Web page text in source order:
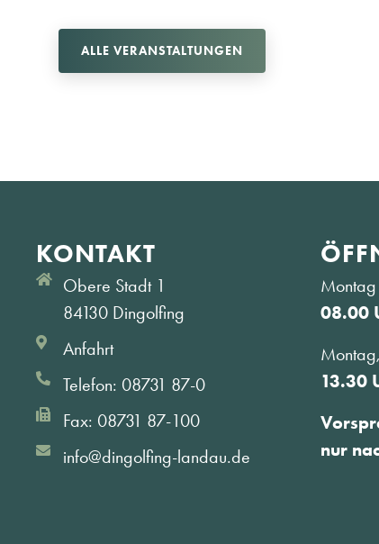
ALLE VERANSTALTUNGEN
KONTAKT
Obere Stadt 1
84130 Dingolfing
Anfahrt
Telefon: 08731 87-0
Fax: 08731 87-100
info@dingolfing-landau.de
08.00
13.30
nur